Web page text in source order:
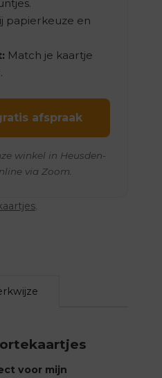
papierkeuze en
Match je kaartje
afspraak
winkel in Heusden-
via Zoom.
voor mijn